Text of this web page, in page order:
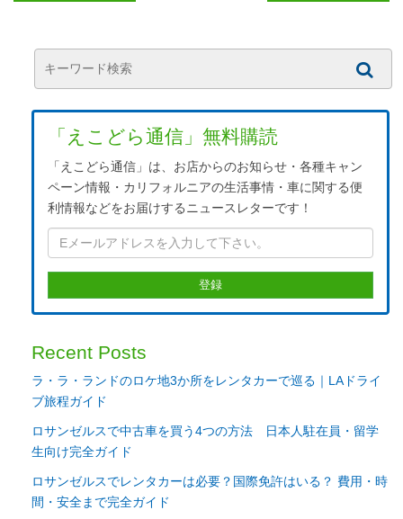
「えこどら通信」無料購読
「えこどら通信」は、お店からのお知らせ・各種キャン
ペーン情報・カリフォルニアの生活事情・車に関する便
利情報などをお届けするニュースレターです！
Recent Posts
ラ・ラ・ランドのロケ地3か所をレンタカーで巡る｜LAドライ
ブ旅程ガイド
ロサンゼルスで中古車を買う4つの方法 日本人駐在員・留学
生向け完全ガイド
ロサンゼルスでレンタカーは必要？国際免許はいる？ 費用・時
間・安全まで完全ガイド